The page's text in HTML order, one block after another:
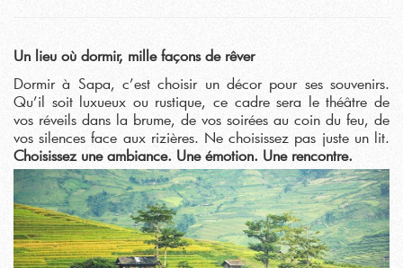
Un lieu où dormir, mille façons de rêver
Dormir à Sapa, c’est choisir un décor pour ses souvenirs.
Qu’il soit luxueux ou rustique, ce cadre sera le théâtre de
vos réveils dans la brume, de vos soirées au coin du feu, de
vos silences face aux rizières. Ne choisissez pas juste un lit.
Choisissez une ambiance. Une émotion. Une rencontre.